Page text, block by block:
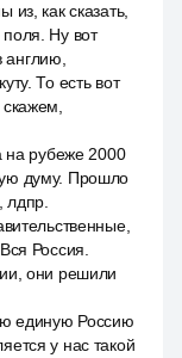
как сказать,
поля. Ну вот
То есть вот
на рубеже 2000
думу. Прошло
лдпр.
Россия.
они решили
единую Россию
у нас такой